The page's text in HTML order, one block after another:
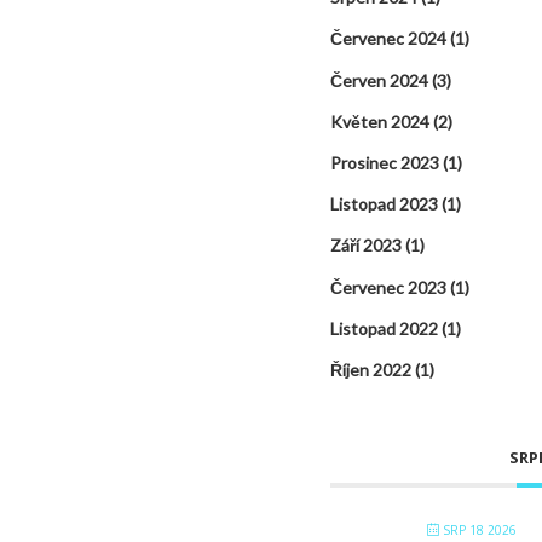
Červenec 2024(1)
Červen 2024(3)
Květen 2024(2)
Prosinec 2023(1)
Listopad 2023(1)
Září 2023(1)
Červenec 2023(1)
Listopad 2022(1)
Říjen 2022(1)
SRP 18 2026